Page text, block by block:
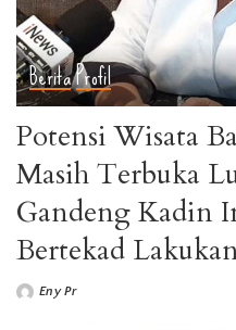
BeritaProfil
Potensi Wisata
Masih Terbuka
Gandeng Kadin
Bertekad
PostedEny Pr